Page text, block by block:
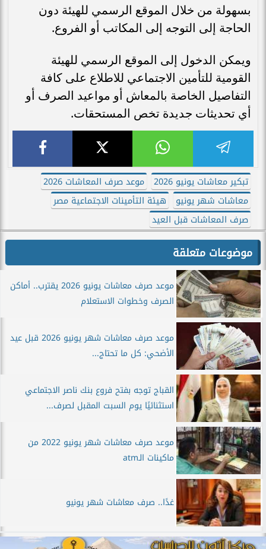
بسهولة من خلال الموقع الرسمي للهيئة دون
الحاجة إلى التوجه إلى المكاتب أو الفروع.
ويمكن الدخول إلى الموقع الرسمي للهيئة
القومية للتأمين الاجتماعي للاطلاع على كافة
التفاصيل الخاصة بالمعاش أو مواعيد الصرف أو
أي تحديثات جديدة تخص المستحقات.
تبكير معاشات يونيو 2026
موعد صرف المعاشات 2026
معاشات شهر يونيو
هيئة التأمينات الاجتماعية مصر
صرف المعاشات قبل العيد
موضوعات متعلقة
موعد صرف معاشات يونيو 2026 يقترب.. أماكن
الصرف وخطوات الاستعلام
موعد صرف معاشات شهر يونيو 2026 قبل عيد
الأضحي: كل ما تحتاج...
القباج توجه بفتح فروع بنك ناصر الاجتماعي
استثنائيًا يوم السبت المقبل لصرف...
موعد صرف معاشات شهر يونيو 2022 من
ماكينات الـatm
غدًا.. صرف معاشات شهر يونيو